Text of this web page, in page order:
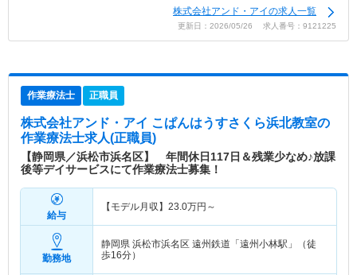
株式会社アンド・アイの求人一覧
更新日：2026/05/26 求人番号：9121225
作業療法士 正職員
株式会社アンド・アイ こぱんはうすさくら浜北教室の
作業療法士求人(正職員)
【静岡県／浜松市浜名区】 年間休日117日＆残業少なめ♪放課
後等デイサービスにて作業療法士募集！
給与
【モデル月収】 23.0万円～
勤務地
静岡県 浜松市浜名区 遠州鉄道「遠州小林駅」（徒
歩16分）